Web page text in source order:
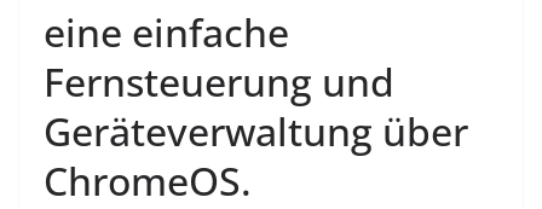
eine einfache
Fernsteuerung und
Geräteverwaltung über
ChromeOS.